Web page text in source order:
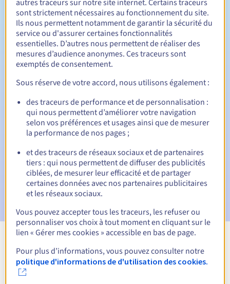
Durée de renouvellement Entre 1 et 10 ans
Période de rédemption
Notifications automatiques :
E-mails d'avertissement : 60, 30, 15, 7 et 3 jours avant la
date d'échéance
E-mail le jour de l'expirationpour notification de la
suspension du nom de domaine
E-mail après la période de grâce de rédemptionpour
notification de la suppression du nom de domaine
Voir toutes les extensions
autres traceurs sur notre site internet. Certains traceurs
sont strictement nécessaires au fonctionnement du site.
Ils nous permettent notamment de garantir la sécurité du
service ou d'assurer certaines fonctionnalités
essentielles. D’autres nous permettent de réaliser des
mesures d’audience anonymes. Ces traceurs sont
exemptés de consentement.
Sous réserve de votre accord, nous utilisons également :
des traceurs de performance et de personnalisation :
qui nous permettent d’améliorer votre navigation
selon vos préférences et usages ainsi que de mesurer
la performance de nos pages ;
et des traceurs de réseaux sociaux et de partenaires
tiers : qui nous permettent de diffuser des publicités
ciblées, de mesurer leur efficacité et de partager
certaines données avec nos partenaires publicitaires
et les réseaux sociaux.
Vous pouvez accepter tous les traceurs, les refuser ou
personnaliser vos choix à tout moment en cliquant sur le
lien « Gérer mes cookies » accessible en bas de page.
Pour plus d’informations, vous pouvez consulter notre
politique d'informations de d'utilisation des cookies.